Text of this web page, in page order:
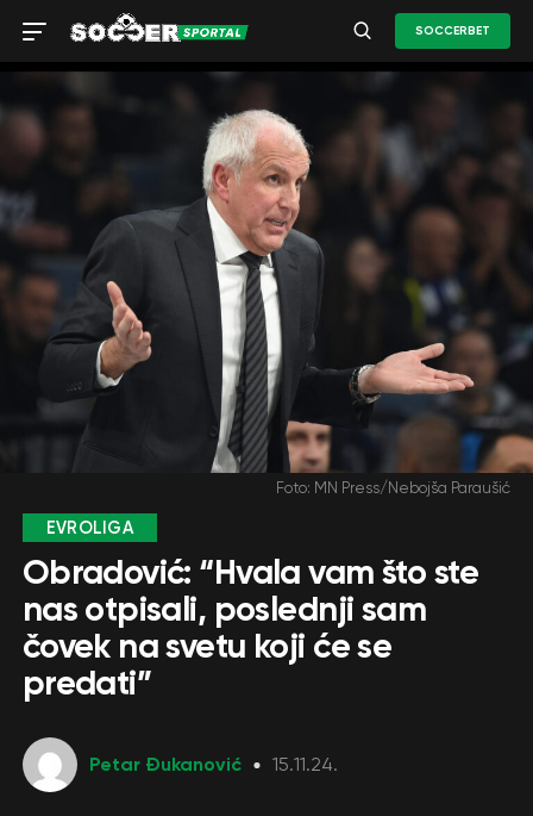
SOCCERBET
Foto: MN Press/Nebojša Paraušić
EVROLIGA
Obradović: “Hvala vam što ste
nas otpisali, poslednji sam
čovek na svetu koji će se
predati”
Petar Đukanović 15.11.24.